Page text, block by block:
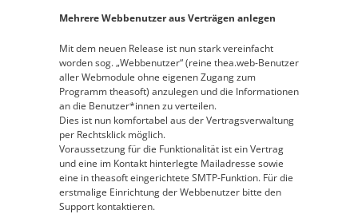
Mehrere Webbenutzer aus Verträgen anlegen
Mit dem neuen Release ist nun stark vereinfacht
worden sog. „Webbenutzer“ (reine thea.web-Benutzer
aller Webmodule ohne eigenen Zugang zum
Programm theasoft) anzulegen und die Informationen
an die Benutzer*innen zu verteilen.
Dies ist nun komfortabel aus der Vertragsverwaltung
per Rechtsklick möglich.
Voraussetzung für die Funktionalität ist ein Vertrag
und eine im Kontakt hinterlegte Mailadresse sowie
eine in theasoft eingerichtete SMTP-Funktion. Für die
erstmalige Einrichtung der Webbenutzer bitte den
Support kontaktieren.